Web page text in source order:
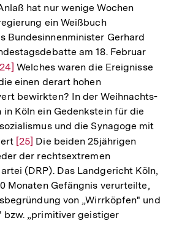
hat nur wenige Wochen
ein Weißbuch
Bundesinnenminister Gerhard
am 18. Februar
Welches waren die Ereignisse
einen derart hohen
bewirkten? In der Weihnachts-
Köln ein Gedenkstein für die
und die Synagoge mit
Zur
Auflösung
der
Fußnote
[25] Die beiden 25jährigen
der rechtsextremen
(DRP). Das Landgericht Köln,
Monaten Gefängnis verurteilte,
von „Wirrköpfen" und
bzw. „primitiver geistiger